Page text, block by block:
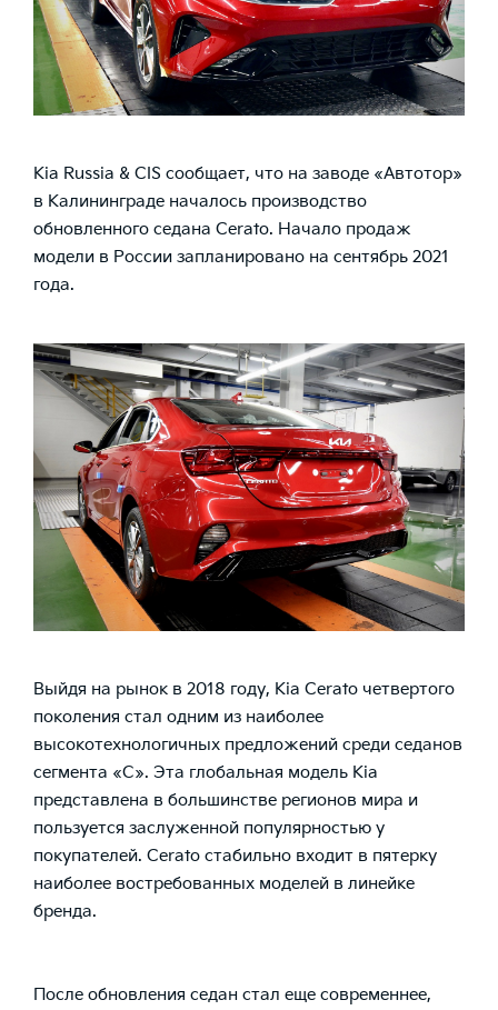
Kia Russia & CIS сообщает, что на заводе «Автотор»
в Калининграде началось производство
обновленного седана Cerato. Начало продаж
модели в России запланировано на сентябрь 2021
года.
Выйдя на рынок в 2018 году, Kia Cerato четвертого
поколения стал одним из наиболее
высокотехнологичных предложений среди седанов
сегмента «С». Эта глобальная модель Kia
представлена в большинстве регионов мира и
пользуется заслуженной популярностью у
покупателей. Cerato стабильно входит в пятерку
наиболее востребованных моделей в линейке
бренда.
После обновления седан стал еще современнее,